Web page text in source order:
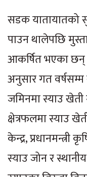
सडक यातायातको
पाउन थालेपछि
आकर्षित भएका छन्
अनुसार गत
जमिनमा स्याउ खेती
क्षेत्रफलमा स्याउ
केन्द्र,
स्याउ जोन र